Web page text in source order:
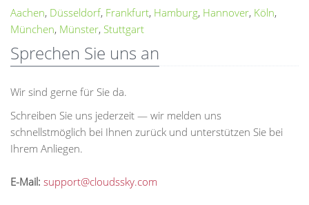
Aachen, Düsseldorf, Frankfurt, Hamburg, Hannover, Köln,
München, Münster, Stuttgart
Sprechen Sie uns an
Wir sind gerne für Sie da.
Schreiben Sie uns jederzeit — wir melden uns
schnellstmöglich bei Ihnen zurück und unterstützen Sie bei
Ihrem Anliegen.
E-Mail: support@cloudssky.com